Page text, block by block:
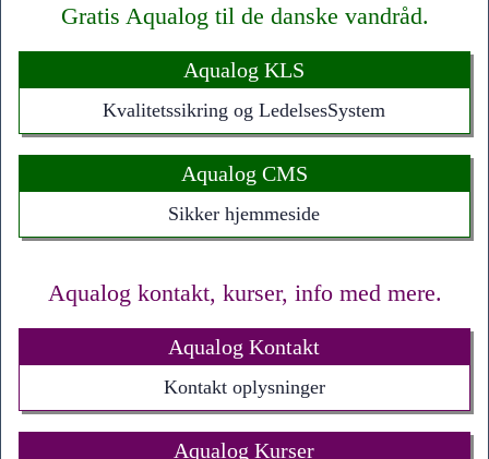
Gratis Aqualog til de danske vandråd.
Aqualog KLS
Kvalitetssikring og LedelsesSystem
Aqualog CMS
Sikker hjemmeside
Aqualog kontakt, kurser, info med mere.
Aqualog Kontakt
Kontakt oplysninger
Aqualog Kurser